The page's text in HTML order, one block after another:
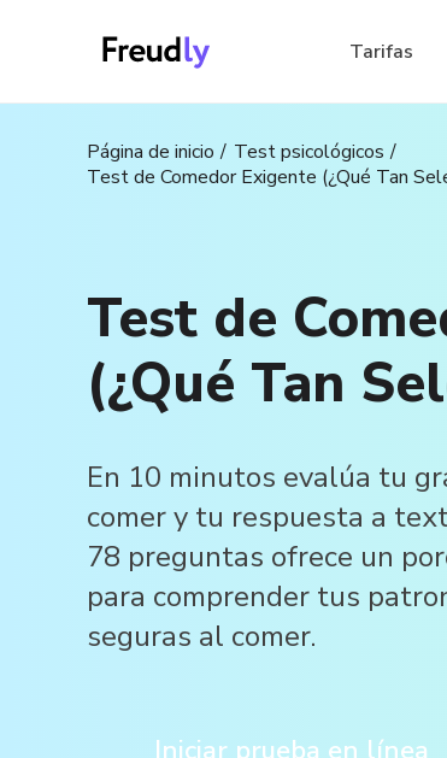
Tarifas
Página de inicio
Test psicológicos
Test de Comedor Exigente (¿Qué Tan
Test de
(¿Qué Tan
En 10 minutos evalúa tu
comer y tu respuesta a
78 preguntas ofrece un
para comprender tus
seguras al comer.
Iniciar prueba en línea